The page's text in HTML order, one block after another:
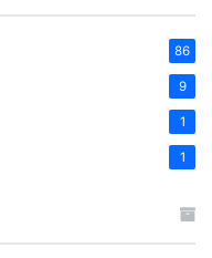
86
9
1
1